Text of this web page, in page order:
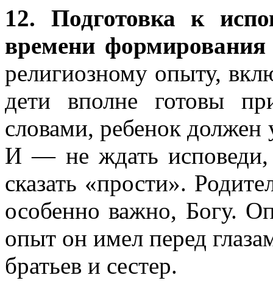
12. Подготовка к
времени формирования
религиозному опыту,
дети вполне готовы
словами, ребенок должен
И — не ждать исповеди,
сказать «прости».
особенно важно, Богу.
опыт он имел перед
братьев и сестер.